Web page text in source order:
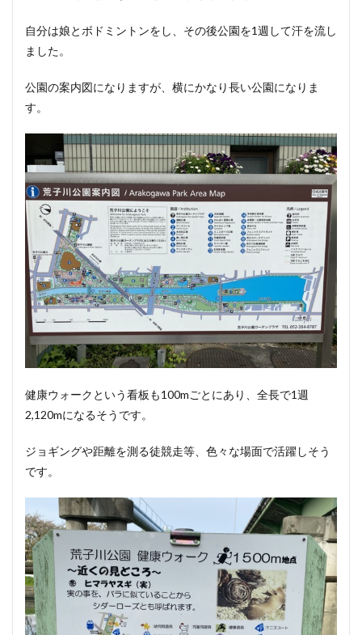
自分は娘とボドミントンをし、その後公園を1週して汗を流し
ました。
公園の案内図になりますが、横にかなり長い公園になりま
す。
健康ウォークという看板も100mごとにあり、全長で1週
2,120mになるそうです。
ジョギングや距離を測る徒競走等、色々な場面で活躍しそう
です。